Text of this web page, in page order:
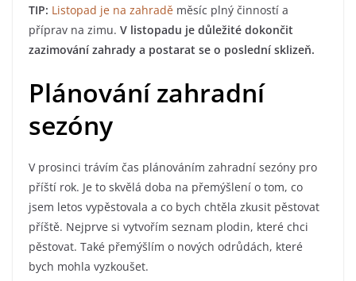
TIP: Listopad je na zahradě měsíc plný činností a
příprav na zimu. V listopadu je důležité dokončit
zazimování zahrady a postarat se o poslední sklizeň.
Plánování zahradní
sezóny
V prosinci trávím čas plánováním zahradní sezóny pro
příští rok. Je to skvělá doba na přemýšlení o tom, co
jsem letos vypěstovala a co bych chtěla zkusit pěstovat
příště. Nejprve si vytvořím seznam plodin, které chci
pěstovat. Také přemýšlím o nových odrůdách, které
bych mohla vyzkoušet.